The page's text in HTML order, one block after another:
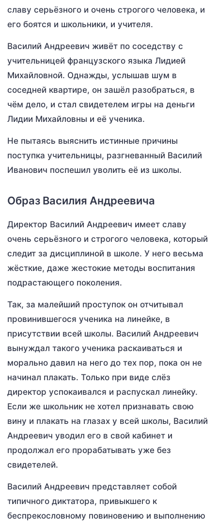
славу серьёзного и очень строгого человека, и
его боятся и школьники, и учителя.
Василий Андреевич живёт по соседству с
учительницей французского языка Лидией
Михайловной. Однажды, услышав шум в
соседней квартире, он зашёл разобраться, в
чём дело, и стал свидетелем игры на деньги
Лидии Михайловны и её ученика.
Не пытаясь выяснить истинные причины
поступка учительницы, разгневанный Василий
Иванович поспешил уволить её из школы.
Образ Василия Андреевича
Директор Василий Андреевич имеет славу
очень серьёзного и строгого человека, который
следит за дисциплиной в школе. У него весьма
жёсткие, даже жестокие методы воспитания
подрастающего поколения.
Так, за малейший проступок он отчитывал
провинившегося ученика на линейке, в
присутствии всей школы. Василий Андреевич
вынуждал такого ученика раскаиваться и
морально давил на него до тех пор, пока он не
начинал плакать. Только при виде слёз
директор успокаивался и распускал линейку.
Если же школьник не хотел признавать свою
вину и плакать на глазах у всей школы, Василий
Андреевич уводил его в свой кабинет и
продолжал его прорабатывать уже без
свидетелей.
Василий Андреевич представляет собой
типичного диктатора, привыкшего к
беспрекословному повиновению и выполнению